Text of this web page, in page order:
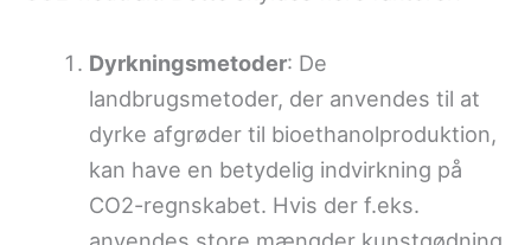
Dyrkningsmetoder: De
landbrugsmetoder, der anvendes til at
dyrke afgrøder til bioethanolproduktion,
kan have en betydelig indvirkning på
CO2-regnskabet. Hvis der f.eks.